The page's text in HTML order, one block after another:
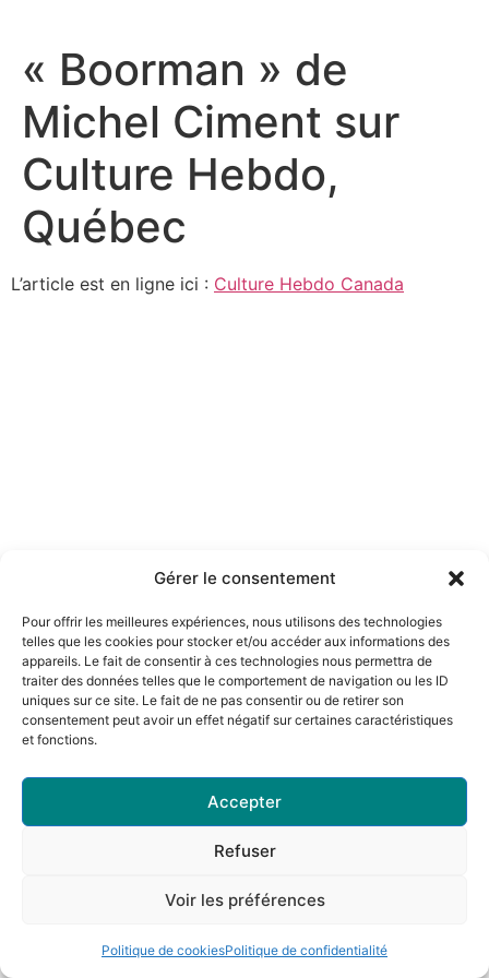
Gérer le consentement
Pour offrir les meilleures expériences, nous utilisons des technologies
telles que les cookies pour stocker et/ou accéder aux informations des
appareils. Le fait de consentir à ces technologies nous permettra de
traiter des données telles que le comportement de navigation ou les ID
uniques sur ce site. Le fait de ne pas consentir ou de retirer son
consentement peut avoir un effet négatif sur certaines caractéristiques
et fonctions.
Accepter
Refuser
Voir les préférences
Politique de cookiesPolitique de confidentialité
contenu
« Boorman » de
Michel Ciment sur
Culture Hebdo,
Québec
L’article est en ligne ici : Culture Hebdo Canada